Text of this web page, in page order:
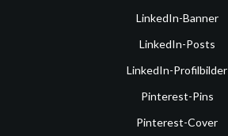
LinkedIn-Banner
LinkedIn-Posts
LinkedIn-Profilbilder
Pinterest-Pins
Pinterest-Cover